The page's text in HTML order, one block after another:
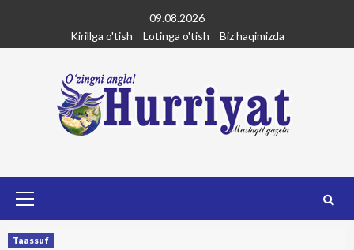
content
09.08.2026
Kirillga o'tish
Lotinga o'tish Biz haqimizda
Taassuf